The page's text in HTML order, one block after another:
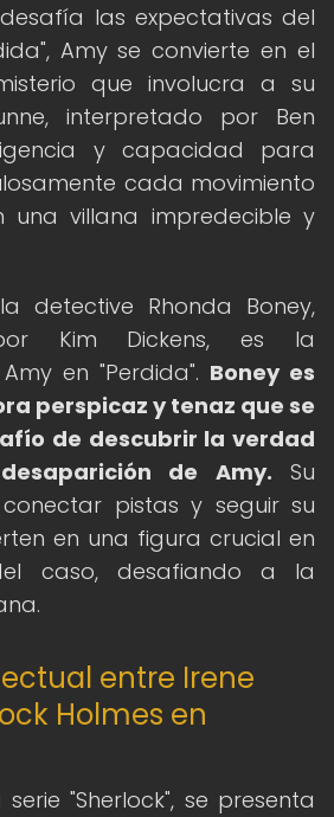
las expectativas del
Amy se convierte en el
que involucra a su
interpretado por Ben
y capacidad para
cada movimiento
una villana impredecible y
detective Rhonda Boney,
Kim Dickens, es la
en "Perdida". Boney es
perspicaz y tenaz que se
de descubrir la verdad
de Amy. Su
pistas y seguir su
en una figura crucial en
caso, desafiando a la
entre Irene
Holmes en
"Sherlock", se presenta